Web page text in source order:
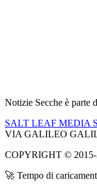
Notizie Secche è parte
SALT LEAF MEDIA
VIA GALILEO
COPYRIGHT © 2015-
🚀 Tempo di